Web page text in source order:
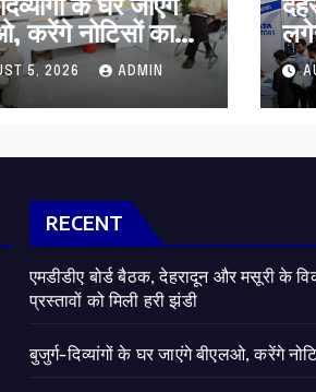
करेंगे नोटिसों का
5, 2026 ADMIN
RECENT
एमडीडीए बोर्ड बैठक, देहरादून और मसूरी के
प्रस्तावों को मिली हरी झंडी
बुजुर्ग-दिव्यांगों के घर जाएंगे बीएलओ, करेंगे